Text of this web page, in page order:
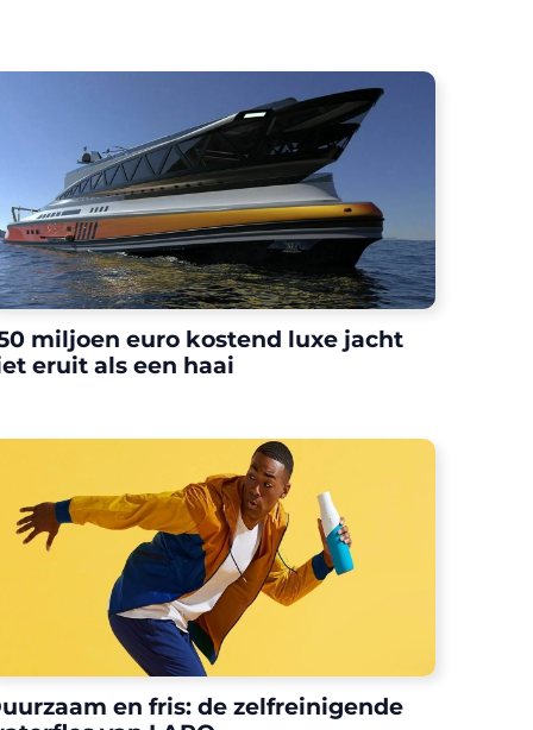
miljoen euro kostend luxe jacht
eruit als een haai
en fris: de zelfreinigende